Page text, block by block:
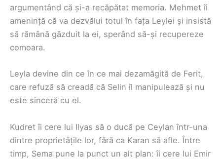
argumentând că și-a recăpătat memoria. Mehmet îi
amenință că va dezvălui totul în fața Leylei și insistă
să rămână găzduit la ei, sperând să-și recupereze
comoara.
Leyla devine din ce în ce mai dezamăgită de Ferit,
care refuză să creadă că Selin îl manipulează și nu
este sinceră cu el.
Kudret îi cere lui Ilyas să o ducă pe Ceylan într-una
dintre proprietățile lor, fără ca Karan să afle. Între
timp, Sema pune la punct un alt plan: îi cere lui Emir